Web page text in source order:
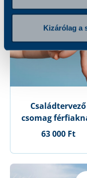
Kizárólag a
Családtervező
csomag
63 000 Ft